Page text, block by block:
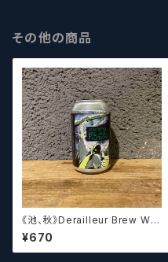
その他の商品
《池、秋》Derailleur Brew Wor
ks ANONYMOUS BREWH
OLIC FOUNDATION ディ
レイラブリューワークス
¥670